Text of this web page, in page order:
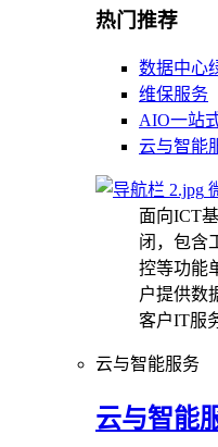
热门推荐
数据中心
维保服务
AIO一站
云与智能
面向ICT
闭，包含
控等功能
户提供数
客户IT服
云与智能服务
云与智能